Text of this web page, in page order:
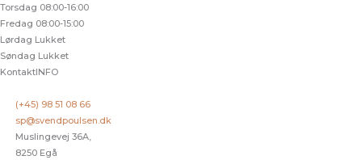
Torsdag 08:00-16:00
Fredag 08:00-15:00
Lørdag Lukket
Søndag Lukket
KontaktINFO
(+45) 98 51 08 66
sp@svendpoulsen.dk
Muslingevej 36A,
8250 Egå